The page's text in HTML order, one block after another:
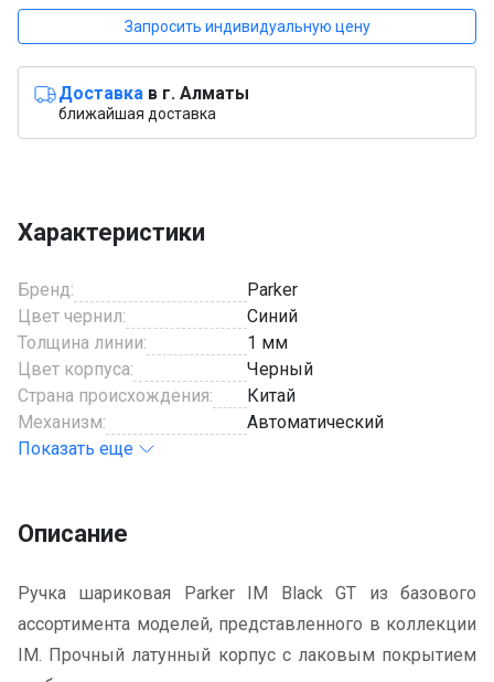
Запросить индивидуальную цену
Доставка в г. Алматы
ближайшая доставка
Характеристики
Бренд:
Parker
Цвет чернил:
Синий
Толщина линии:
1 мм
Цвет корпуса:
Черный
Страна происхождения:
Китай
Механизм:
Автоматический
Показать еще
Описание
Ручка шариковая Parker IM Black GT из базового
ассортимента моделей, представленного в коллекции
IM. Прочный латунный корпус с лаковым покрытием